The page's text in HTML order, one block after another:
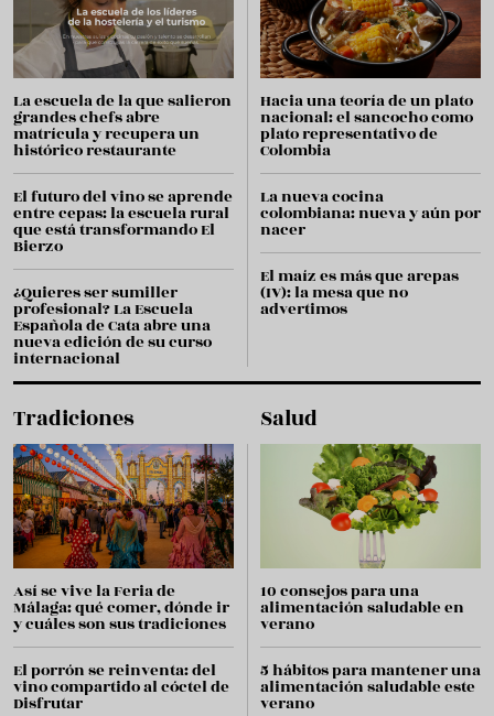
La escuela de la que salieron
grandes chefs abre
matrícula y recupera un
histórico restaurante
El futuro del vino se aprende
entre cepas: la escuela rural
que está transformando El
Bierzo
¿Quieres ser sumiller
profesional? La Escuela
Española de Cata abre una
nueva edición de su curso
internacional
Hacia una teoría de un plato
nacional: el sancocho como
plato representativo de
Colombia
La nueva cocina
colombiana: nueva y aún por
nacer
El maíz es más que arepas
(IV): la mesa que no
advertimos
Tradiciones
Así se vive la Feria de
Málaga: qué comer, dónde ir
y cuáles son sus tradiciones
El porrón se reinventa: del
vino compartido al cóctel de
Disfrutar
Salud
10 consejos para una
alimentación saludable en
verano
5 hábitos para mantener una
alimentación saludable este
verano